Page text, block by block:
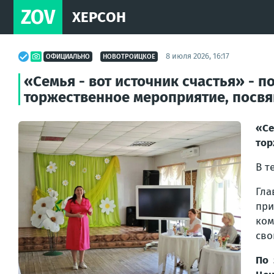
ZOV ХЕРСОН
ОФИЦИАЛЬНО НОВОТРОИЦКОЕ 8 июля 2026, 16:17
«Семья - вот источник счастья» -
торжественное мероприятие,
В
По